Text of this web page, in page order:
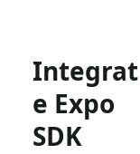
Integrat
e Expo
SDK